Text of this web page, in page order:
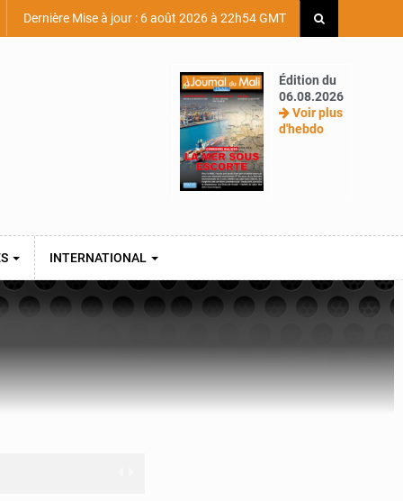
Dernière Mise à jour : 6 août 2026 à 22h54 GMT
Édition du
06.08.2026
Voir plus
d'hebdo
INTERNATIONAL